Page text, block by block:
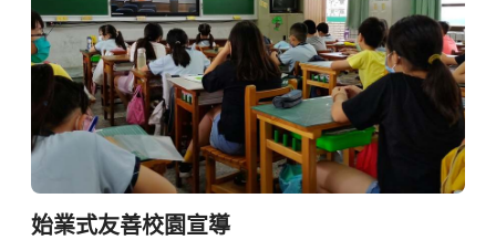
始業式友善校園宣導